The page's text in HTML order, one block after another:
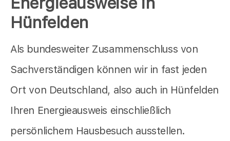
Hünfelden
Als bundesweiter Zusammenschluss von
Sachverständigen können wir in fast jeden
Ort von Deutschland, also auch in Hünfelden
Ihren Energieausweis einschließlich
persönlichem Hausbesuch ausstellen.